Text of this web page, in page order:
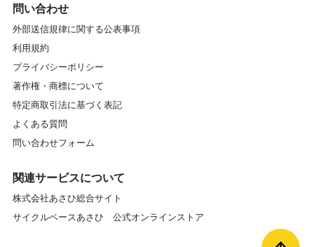
問い合わせ
外部送信規律に関する公表事項
利用規約
プライバシーポリシー
著作権・商標について
特定商取引法に基づく表記
よくある質問
問い合わせフォーム
関連サービスについて
株式会社あさひ総合サイト
サイクルベースあさひ 公式オンラインストア